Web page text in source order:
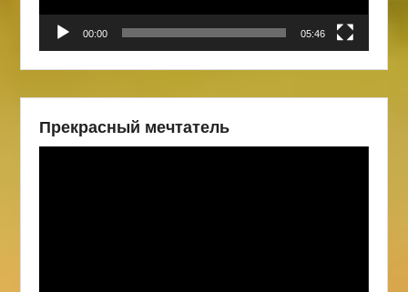
00:00 05:46
Прекрасный мечтатель